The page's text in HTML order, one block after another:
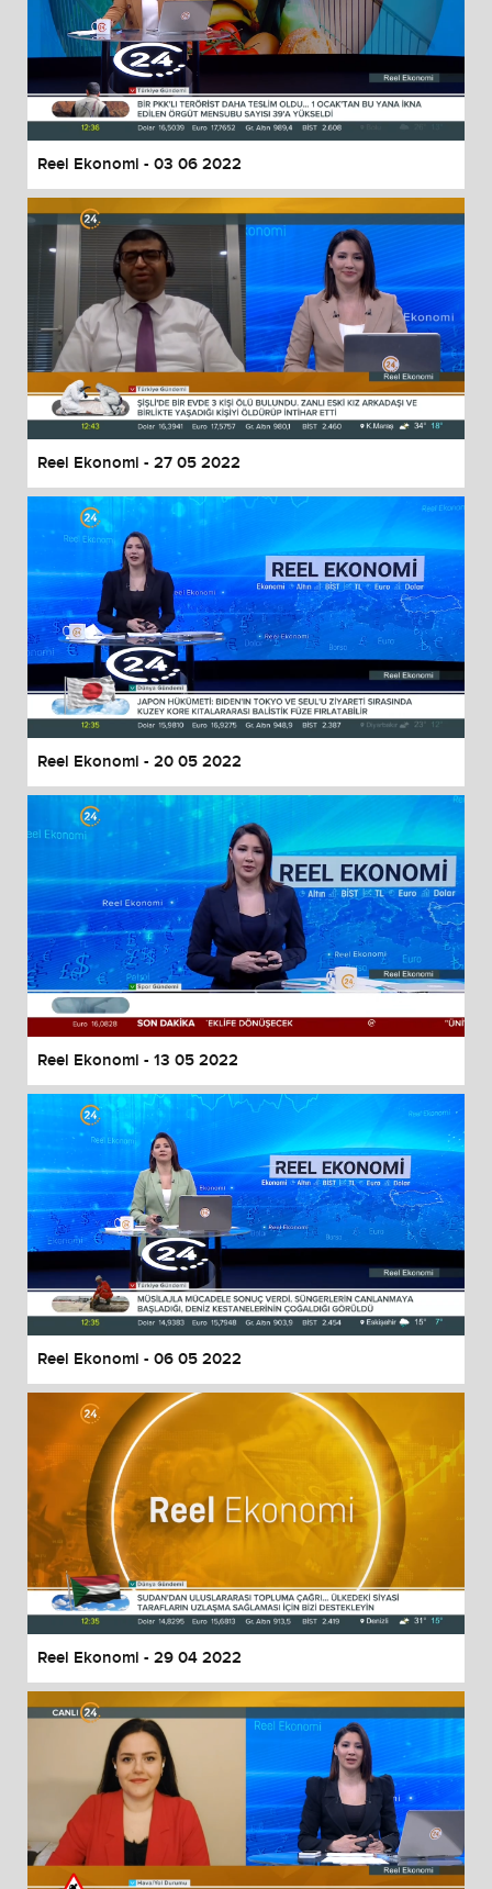
Reel Ekonomi - 03 06 2022
Reel Ekonomi - 27 05 2022
Reel Ekonomi - 20 05 2022
Reel Ekonomi - 13 05 2022
Reel Ekonomi - 06 05 2022
Reel Ekonomi - 29 04 2022